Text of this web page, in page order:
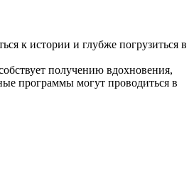
к истории и глубже погрузиться в
получению вдохновения,
программы могут проводиться в